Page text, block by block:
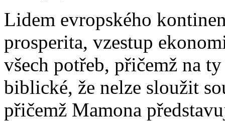
Lidem evropského
prosperita, vzestup
všech potřeb, přičemž na
biblické, že nelze sloužit
přičemž Mamona